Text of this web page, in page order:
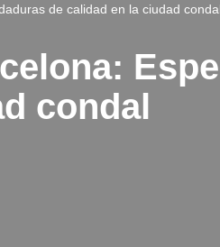
de calidad en la ciudad condal
condal